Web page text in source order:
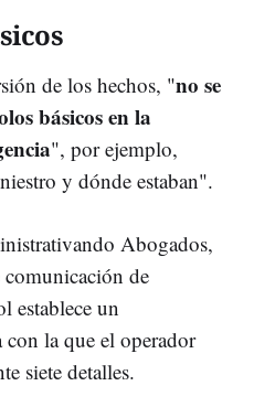
de los hechos, "no se
básicos en la
", por ejemplo,
y dónde estaban".
Abogados,
de
establece un
la que el operador
siete detalles.